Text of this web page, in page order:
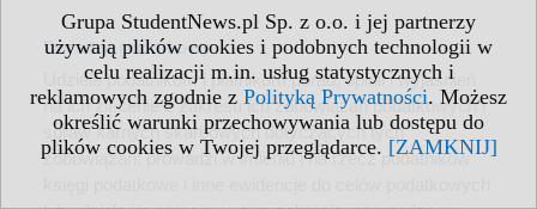
Grupa StudentNews.pl Sp. z o.o. i jej partnerzy
używają plików cookies i podobnych technologii w
celu realizacji m.in. usług statystycznych i
reklamowych zgodnie z Polityką Prywatności. Możesz
określić warunki przechowywania lub dostępu do
plików cookies w Twojej przeglądarce. [ZAMKNIJ]
Doradca podatkowy
Udziela podatnikom i płatnikom porad, opinii i wyjaśnień
na ich zlecenie z zakresu ich zobowiązań podatkowych i
spraw karnych skarbowych dotyczących tych
zobowiązań; prowadzi w imieniu i na rzecz podatników